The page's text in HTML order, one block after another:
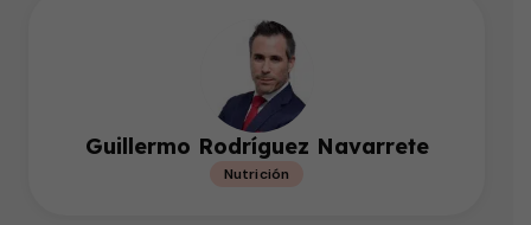
Guillermo Rodríguez Navarrete
Nutrición